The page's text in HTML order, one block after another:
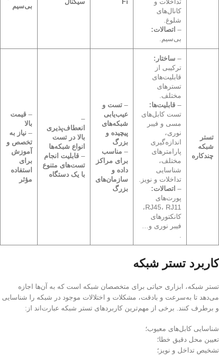
کانال‌های
شلوغ.
– اتصالات:
بی‌سیم.
بی‌سیم
تستر
شبکه
چندکاره
– ساختار:
ترکیبی از
قابلیت‌های
تسترهای
مختلف.
– قابلیت‌ها:
تست کابل‌های
مسی و فیبر
نوری،
اندازه‌گیری
پارامترهای
مختلف،
شناسایی
تداخلات و نویز.
– اتصالات:
پورت‌های
RJ45، RJ11،
کانکتورهای
فیبر نوری و…
– تست و
عیب‌یابی
شبکه‌های
پیچیده و
بزرگ
– مناسب
برای مراکز
داده و
سازمان‌های
بزرگ
–
انعطاف‌پذیری
بالا در تست
انواع شبکه‌ها
– قابلیت انجام
تست‌های متنوع
با یک دستگاه
– قیمت
بالا
– نیاز به
تخصص و
آموزش
برای
استفاده
مؤثر
کاربرد تستر شبکه
تستر شبکه، ابزاری حیاتی برای متخصصان شبکه است که به آن‌ها اجازه
می‌دهد تا به‌سرعت و بادقت، مشکلات و اختلالات موجود در شبکه را شناسایی
و برطرف کنند. برخی از مهم‌ترین کاربردهای تستر شبکه عبارت‌اند از:
شناسایی کابل‌های معیوب؛
تعیین محل دقیق خطا؛
تشخیص تداخل و نویز؛